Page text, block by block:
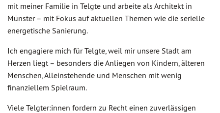
mit meiner Familie in Telgte und arbeite als Architekt in
Münster – mit Fokus auf aktuellen Themen wie die serielle
energetische Sanierung.
Ich engagiere mich für Telgte, weil mir unsere Stadt am
Herzen liegt – besonders die Anliegen von Kindern, älteren
Menschen, Alleinstehende und Menschen mit wenig
finanziellem Spielraum.
Viele Telgter:innen fordern zu Recht einen zuverlässigen